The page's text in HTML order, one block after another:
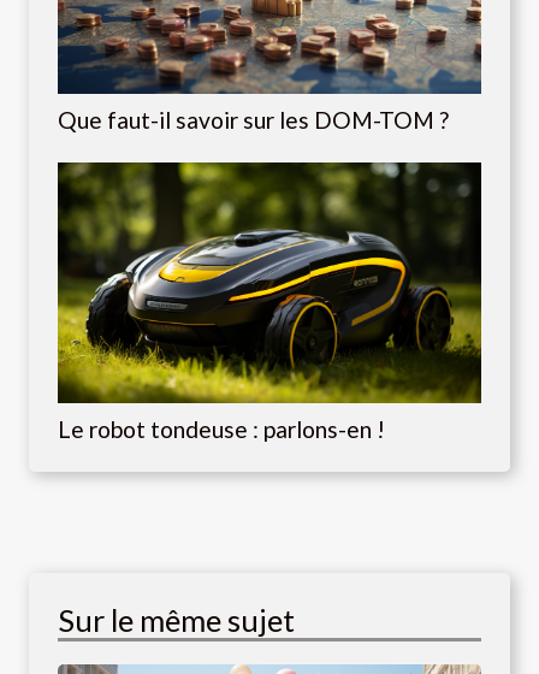
Que faut-il savoir sur les DOM-TOM ?
Le robot tondeuse : parlons-en !
Sur le même sujet